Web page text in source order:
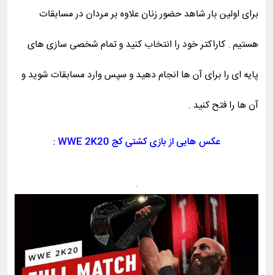
برای اولین بار شاهد حضور زنان علاوه بر مردان در مسابقات
هستیم . کاراکتر خود را انتخاب کنید و تمام شخصی سازی های
پایه ای را برای آن ها انجام دهید و سپس وارد مسابقات شوید و
آن ها را فتح کنید .
عکس هایی از بازی کشتی کج WWE 2K20 :